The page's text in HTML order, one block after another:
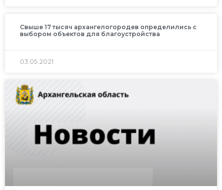
Свыше 17 тысяч архангелогородев определились с
выбором объектов для благоустройства
03.05.2021